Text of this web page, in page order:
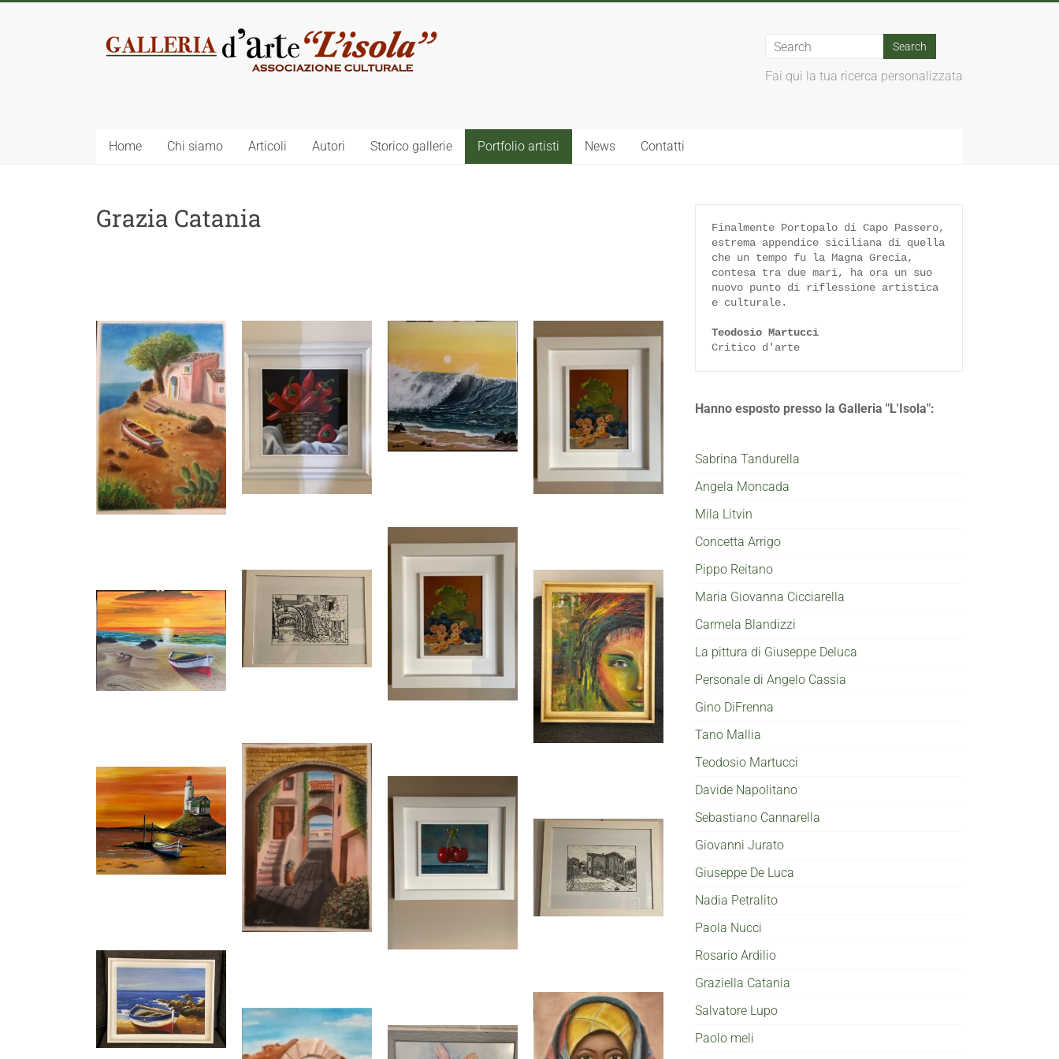
Fai qui la tua ricerca personalizzata
Home Chi siamo Articoli Autori Storico gallerie Portfolio artisti News Contatti
Grazia Catania
Finalmente Portopalo di Capo Passero,
estrema appendice siciliana di quella
che un tempo fu la Magna Grecia,
contesa tra due mari, ha ora un suo
nuovo punto di riflessione artistica
e culturale.
Teodosio Martucci
Critico d'arte
Hanno esposto presso la Galleria "L'Isola":
Sabrina Tandurella
Angela Moncada
Mila Litvin
Concetta Arrigo
Pippo Reitano
Maria Giovanna Cicciarella
Carmela Blandizzi
La pittura di Giuseppe Deluca
Personale di Angelo Cassia
Gino DiFrenna
Tano Mallia
Teodosio Martucci
Davide Napolitano
Sebastiano Cannarella
Giovanni Jurato
Giuseppe De Luca
Nadia Petralito
Paola Nucci
Rosario Ardilio
Graziella Catania
Salvatore Lupo
Paolo meli